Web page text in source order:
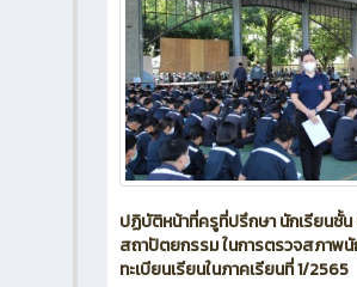
ปฏิบัติหน้าที่ครูที่ปรึกษา นักเรียนชั้น
สถาปัตยกรรม ในการตรวจสภาพนั
ทะเบียนเรียนในภาคเรียนที่ 1/2565